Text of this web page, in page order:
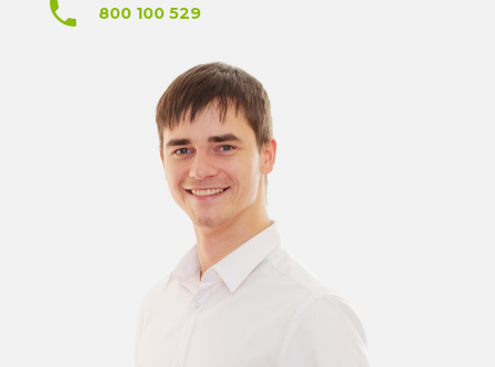
800 100 529